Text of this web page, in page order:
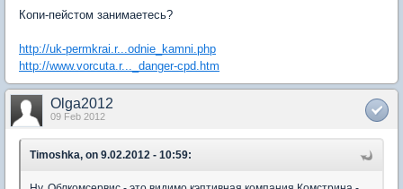
Копи-пейстом занимаетесь?
http://uk-permkrai.r...odnie_kamni.php
http://www.vorcuta.r..._danger-cpd.htm
Olga2012
09 Feb 2012
Timoshka, on 9.02.2012 - 10:59: